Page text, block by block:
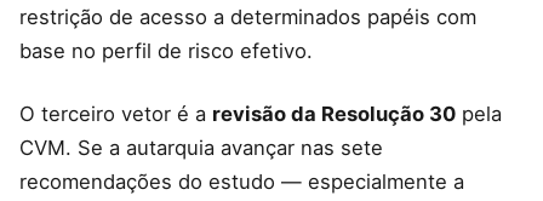
restrição de acesso a determinados papéis com
base no perfil de risco efetivo.
O terceiro vetor é a revisão da Resolução 30 pela
CVM. Se a autarquia avançar nas sete
recomendações do estudo — especialmente a